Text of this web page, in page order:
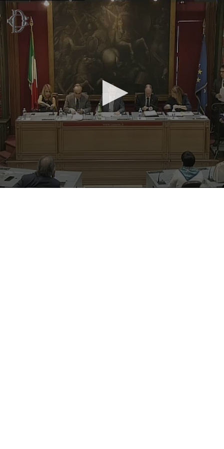
Vai al contenuto principale
WebTV Camera dei Deputati
Vai al menu di navigazione
Contenuto
Fine contenuto
Vai al contenuto principale Vai al menu di navigazione